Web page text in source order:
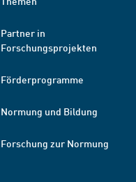
Partner in
Forschungsprojekten
Förderprogramme
Normung und Bildung
Forschung zur Normung